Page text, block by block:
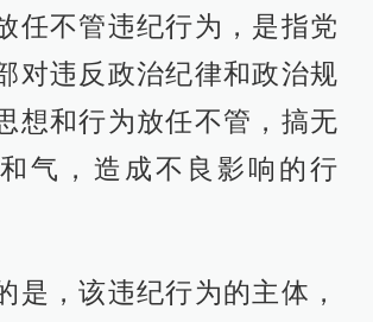
任不管违纪行为，是指党
对违反政治纪律和政治规
想和行为放任不管，搞无
气，造成不良影响的行
是，该违纪行为的主体，